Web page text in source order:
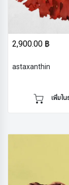
2,900.00 ฿
astaxanthin
เพิ่มใ